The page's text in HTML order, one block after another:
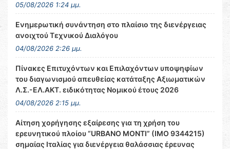
05/08/2026 1:24 μμ.
Ενημερωτική συνάντηση στο πλαίσιο της διενέργειας
ανοιχτού Τεχνικού Διαλόγου
04/08/2026 2:26 μμ.
Πίνακες Επιτυχόντων και Επιλαχόντων υποψηφίων
του διαγωνισμού απευθείας κατάταξης Αξιωματικών
Λ.Σ.-ΕΛ.ΑΚΤ. ειδικότητας Νομικού έτους 2026
04/08/2026 2:15 μμ.
Αίτηση χορήγησης εξαίρεσης για τη χρήση του
ερευνητικού πλοίου “URBANO MONTI” (IMO 9344215)
σημαίας Ιταλίας για διενέργεια θαλάσσιας έρευνας